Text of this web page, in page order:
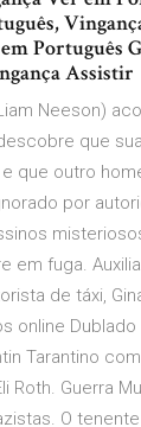
Português
Assistir
Neeson)
que
que outro
por
em fuga.
de táxi,
online
Tarantino
Roth. Guerra
O